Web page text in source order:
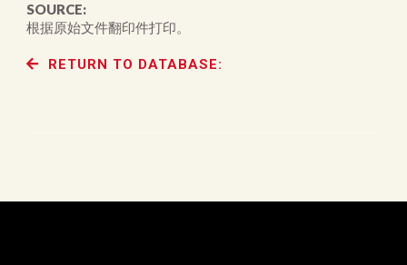
SOURCE:
根据原始文件翻印件打印。
RETURN TO DATABASE: